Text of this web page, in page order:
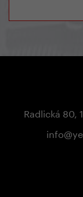
Radlická 80,